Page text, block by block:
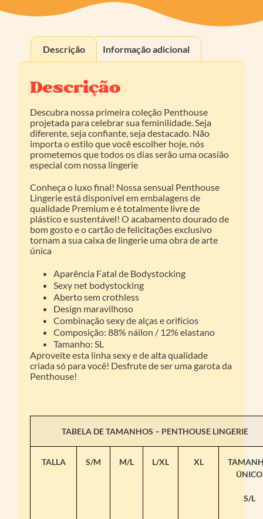
Descrição Informação adicional
Descrição
Descubra nossa primeira coleção Penthouse
projetada para celebrar sua feminilidade. Seja
diferente, seja confiante, seja destacado. Não
importa o estilo que você escolher hoje, nós
prometemos que todos os dias serão uma ocasião
especial com nossa lingerie
Conheça o luxo final! Nossa sensual Penthouse
Lingerie está disponível em embalagens de
qualidade Premium e é totalmente livre de
plástico e sustentável! O acabamento dourado de
bom gosto e o cartão de felicitações exclusivo
tornam a sua caixa de lingerie uma obra de arte
única
Aparência Fatal de Bodystocking
Sexy net bodystocking
Aberto sem crothless
Design maravilhoso
Combinação sexy de alças e orifícios
Composição: 88% náilon / 12% elastano
Tamanho: SL
Aproveite esta linha sexy e de alta qualidade
criada só para você! Desfrute de ser uma garota da
Penthouse!
TABELA DE TAMANHOS – PENTHOUSE LINGERIE
TALLA S/M M/L L/XL XL
ÚNICO
S/L